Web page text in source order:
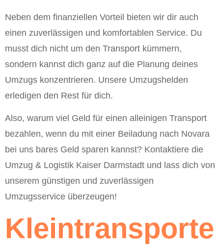
Neben dem finanziellen Vorteil bieten wir dir auch
einen zuverlässigen und komfortablen Service. Du
musst dich nicht um den Transport kümmern,
sondern kannst dich ganz auf die Planung deines
Umzugs konzentrieren. Unsere Umzugshelden
erledigen den Rest für dich.
Also, warum viel Geld für einen alleinigen Transport
bezahlen, wenn du mit einer Beiladung nach Novara
bei uns bares Geld sparen kannst? Kontaktiere die
Umzug & Logistik Kaiser Darmstadt und lass dich von
unserem günstigen und zuverlässigen
Umzugsservice überzeugen!
Kleintransporte